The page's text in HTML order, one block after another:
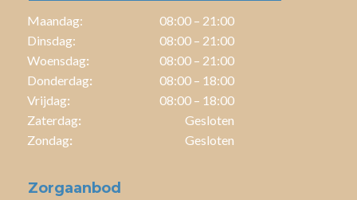
Maandag:
08:00 – 21:00
Dinsdag:
08:00 – 21:00
Woensdag:
08:00 – 21:00
Donderdag:
08:00 – 18:00
Vrijdag:
08:00 – 18:00
Zaterdag:
Gesloten
Zondag: Gesloten
Zorgaanbod